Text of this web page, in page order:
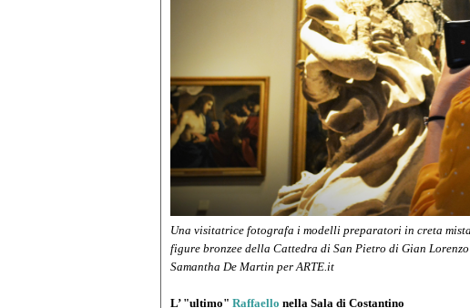
Una visitatrice fotografa i modelli preparatori in creta
figure bronzee della Cattedra di San Pietro di Gian
Samantha De Martin per ARTE.it
L’ "ultimo" Raffaello nella Sala di Costantino